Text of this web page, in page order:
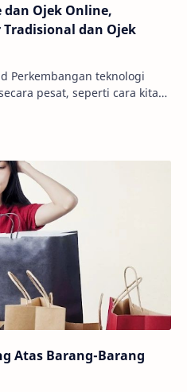
dan Ojek Online,
dan Ojek
Perkembangan teknologi
pesat, seperti cara kita
Atas Barang-Barang